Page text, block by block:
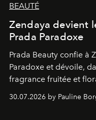
BEAUTÉ
Zendaya devient
Prada Paradoxe
Prada Beauty confie à
Paradoxe et dévoile,
fragrance fruitée et
Chemistry Eau de
30.07.2026 by Pauline